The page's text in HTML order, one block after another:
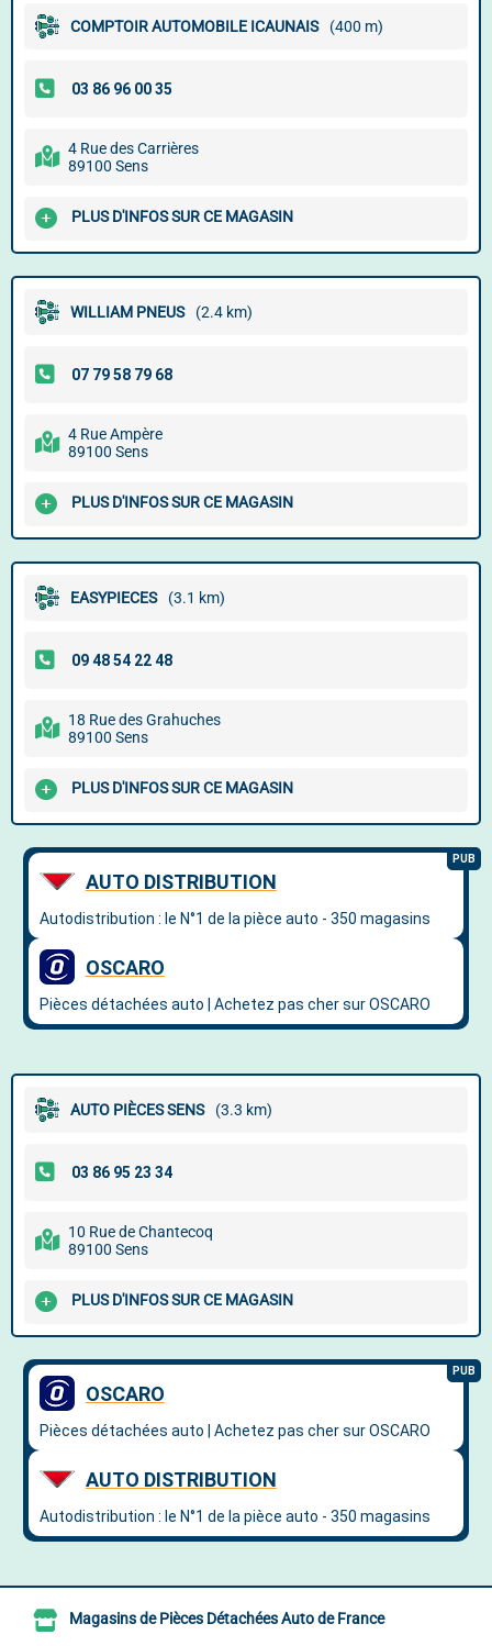
COMPTOIR AUTOMOBILE ICAUNAIS (400 m)
4 Rue des Carrières
89100 Sens
PLUS D'INFOS SUR CE MAGASIN
WILLIAM PNEUS (2.4 km)
4 Rue Ampère
89100 Sens
PLUS D'INFOS SUR CE MAGASIN
EASYPIECES (3.1 km)
18 Rue des Grahuches
89100 Sens
PLUS D'INFOS SUR CE MAGASIN
AUTO PIÈCES SENS (3.3 km)
10 Rue de Chantecoq
89100 Sens
PLUS D'INFOS SUR CE MAGASIN
Magasins de Pièces Détachées Auto de France